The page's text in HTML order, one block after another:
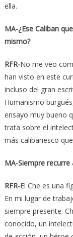
ella.
MA-¿Ese Caliban
mismo?
RFR-No me veo
han visto en este
incluso del gran
Humanismo
ensayo muy bueno
trata sobre el
más calibanesco
MA-Siempre recurre
RFR-El Che es una
En mi lugar de
siempre presente.
conocido, un